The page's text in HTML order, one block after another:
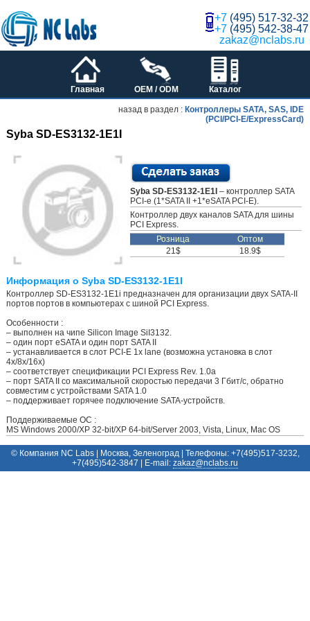
+7 (495) 517-32-32
+7 (495) 542-38-47
zakaz@nclabs.ru
Главная OEM / ODM Каталог
назад в раздел : Контроллеры SATA, SAS, IDE
(PCI/PCI-E/ExpressCard)
Syba SD-ES3132-1E1I
Syba SD-ES3132-1E1I – контроллер SATA
PCI-e (1*SATA II +1*eSATA PCI-E).
Контроллер двух каналов SATA для шины
PCI Express.
Розница
Оптом
21$
18.9$
Информация о Syba SD-ES3132-1E1I
Контроллер SD-ES3132-1E1i предназначен для организации двух SATA-II
портов портов в компьютерах с шиной PCI Express.
Особенности :
– выполнен на чипе Silicon Image SiI3132.
– один порт eSATA и один порт SATA II
– устанавливается в слот PCI-E 1x lane (возможна установка в слот
4x/8x/16x)
– cоответствует спецификации PCI Express Rev. 1.0a
– порт SATA II со максимальной скоростью передачи 3 Гбит/с, обратно
совместим с устройствами SATA 1.0
– поддерживает горячее подключение SATA-устройств.
Поддерживаемые ОС :
MS Windows 2000/XP 32-bit/XP 64-bit/Server 2003, Vista, Linux, Mac OS
© Компания NC Labs | Москва, Зеленоград | Телефоны: +7(495)517-3232,
+7(495)542-3847 | E-mail: ur.sbalcn@zakaz